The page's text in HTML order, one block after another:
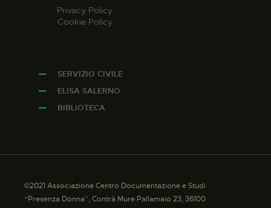
Privacy Policy
Cookie Policy
SERVIZIO CIVILE
ELISA SALERNO
BIBLIOTECA
©2021 Associazione Centro Documentazione e Studi
“Presenza Donna”, Contrà Mure Pallamaio 23, 36100